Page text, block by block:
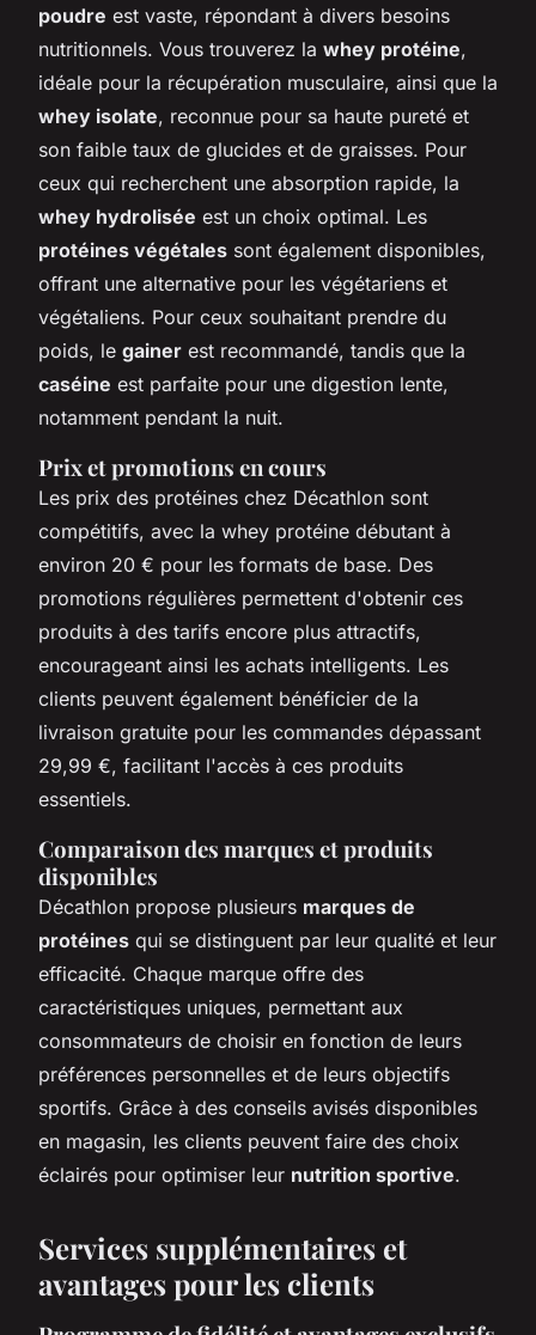
poudre est vaste, répondant à divers besoins
nutritionnels. Vous trouverez la whey protéine,
idéale pour la récupération musculaire, ainsi que la
whey isolate, reconnue pour sa haute pureté et
son faible taux de glucides et de graisses. Pour
ceux qui recherchent une absorption rapide, la
whey hydrolisée est un choix optimal. Les
protéines végétales sont également disponibles,
offrant une alternative pour les végétariens et
végétaliens. Pour ceux souhaitant prendre du
poids, le gainer est recommandé, tandis que la
caséine est parfaite pour une digestion lente,
notamment pendant la nuit.
Prix et promotions en cours
Les prix des protéines chez Décathlon sont
compétitifs, avec la whey protéine débutant à
environ 20 € pour les formats de base. Des
promotions régulières permettent d'obtenir ces
produits à des tarifs encore plus attractifs,
encourageant ainsi les achats intelligents. Les
clients peuvent également bénéficier de la
livraison gratuite pour les commandes dépassant
29,99 €, facilitant l'accès à ces produits
essentiels.
Comparaison des marques et produits
disponibles
Décathlon propose plusieurs marques de
protéines qui se distinguent par leur qualité et leur
efficacité. Chaque marque offre des
caractéristiques uniques, permettant aux
consommateurs de choisir en fonction de leurs
préférences personnelles et de leurs objectifs
sportifs. Grâce à des conseils avisés disponibles
en magasin, les clients peuvent faire des choix
éclairés pour optimiser leur nutrition sportive.
Services supplémentaires et
avantages pour les clients